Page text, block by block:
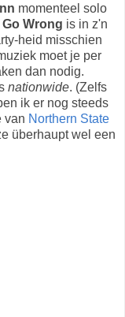
momenteel solo
Go Wrong is in z'n
heid misschien
moet je per
dan nodig.
nationwide. (Zelfs
ik er nog steeds
van Northern State
überhaupt wel een